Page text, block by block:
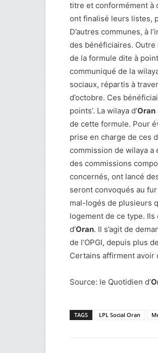
titre et conformément à
ont finalisé leurs listes,
D’autres communes, à
des bénéficiaires.
de la formule dite à
communiqué de la
sociaux, répartis à
d’octobre. Ces
points’. La wilaya d’Oran
de cette formule. Pour
prise en charge de ces
commission de wilaya
des commissions
concernés, ont lancé
seront convoqués au
mal-logés de plusieurs
logement de ce type.
d’Oran. Il s’agit de
de l’OPGI, depuis plus
Certains affirment avoir
Source: le Quotidien d’
TAGS LPL Social Oran